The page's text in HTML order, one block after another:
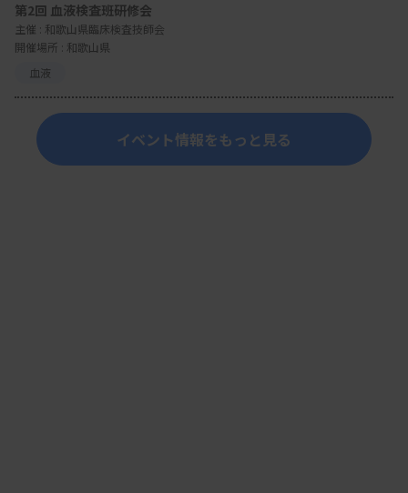
第2回 血液検査班研修会
主催 : 和歌山県臨床検査技師会
開催場所 : 和歌山県
血液
イベント情報をもっと見る